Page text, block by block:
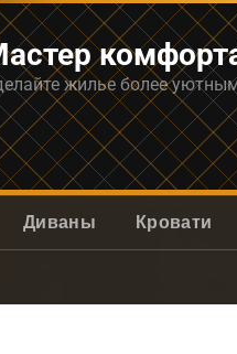
жилье более
Диваны Кровати